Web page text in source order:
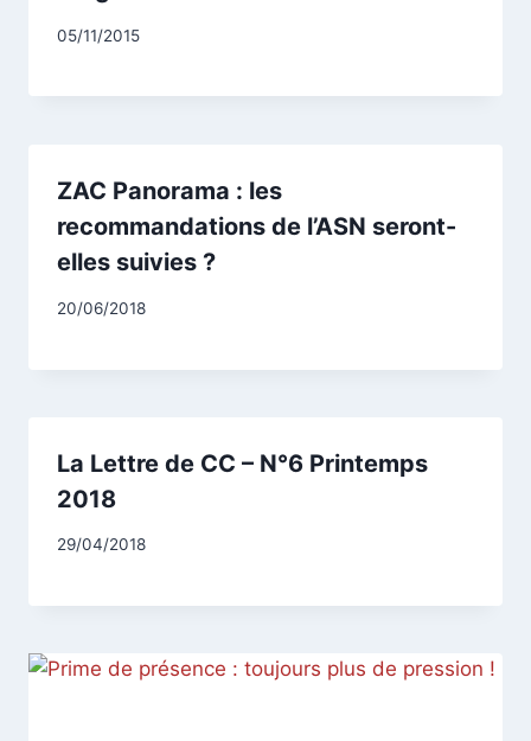
Par
05/11/2015
ZAC Panorama : les
recommandations de l’ASN seront-
elles suivies ?
Par
20/06/2018
La Lettre de CC – N°6 Printemps
2018
Par
29/04/2018